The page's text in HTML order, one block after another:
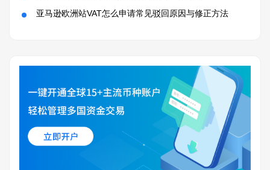
亚马逊欧洲站VAT怎么申请常见驳回原因与修正方法